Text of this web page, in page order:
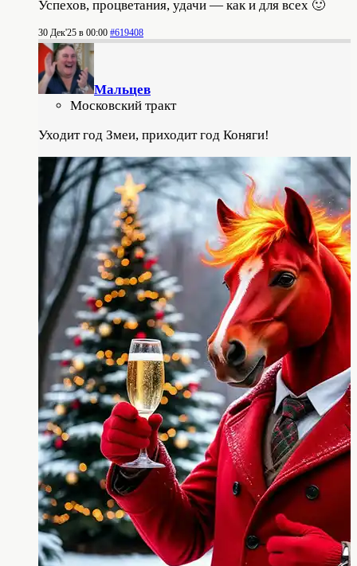
Успехов, процветания, удачи — как и для всех 🙂
30 Дек'25 в 00:00 #619408
Мальцев
Московский тракт
Уходит год Змеи, приходит год Коняги!